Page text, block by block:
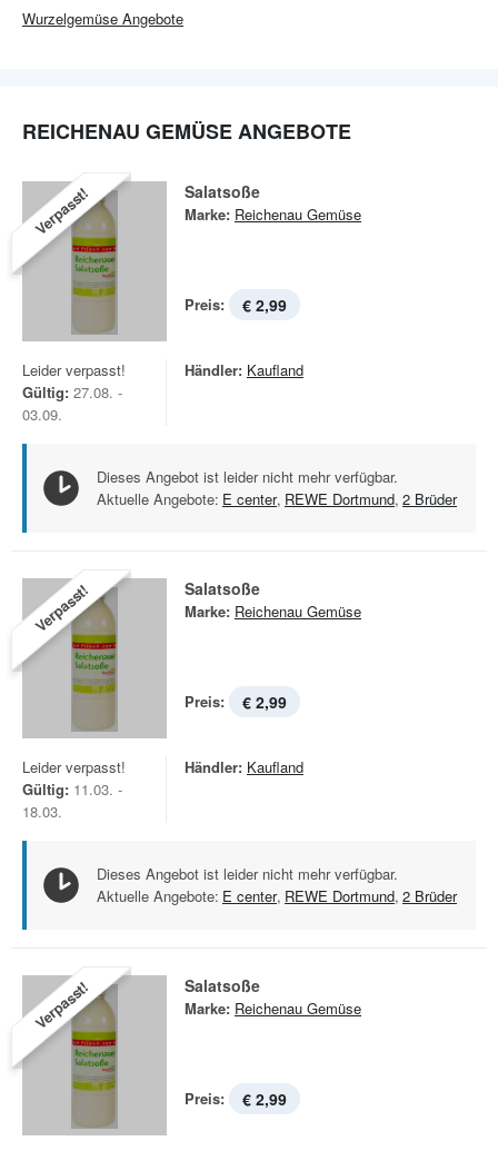
Wurzelgemüse Angebote
REICHENAU GEMÜSE ANGEBOTE
Verpasst! Salatsoße
Marke: Reichenau Gemüse
Preis: € 2,99
Leider verpasst!
Gültig: 27.08. -
03.09.
Händler: Kaufland
Dieses Angebot ist leider nicht mehr verfügbar.
Aktuelle Angebote: E center, REWE Dortmund, 2 Brüder
Verpasst! Salatsoße
Marke: Reichenau Gemüse
Preis: € 2,99
Leider verpasst!
Gültig: 11.03. -
18.03.
Händler: Kaufland
Dieses Angebot ist leider nicht mehr verfügbar.
Aktuelle Angebote: E center, REWE Dortmund, 2 Brüder
Verpasst! Salatsoße
Marke: Reichenau Gemüse
Preis: € 2,99